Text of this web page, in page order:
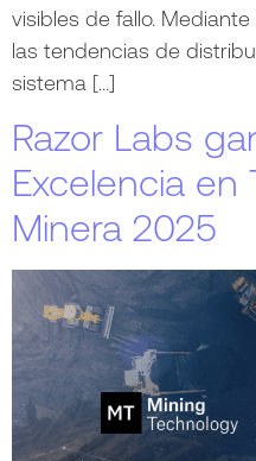
visibles de fallo.
las tendencias de
sistema […]
Razor Labs
Excelencia en
Minera 2025